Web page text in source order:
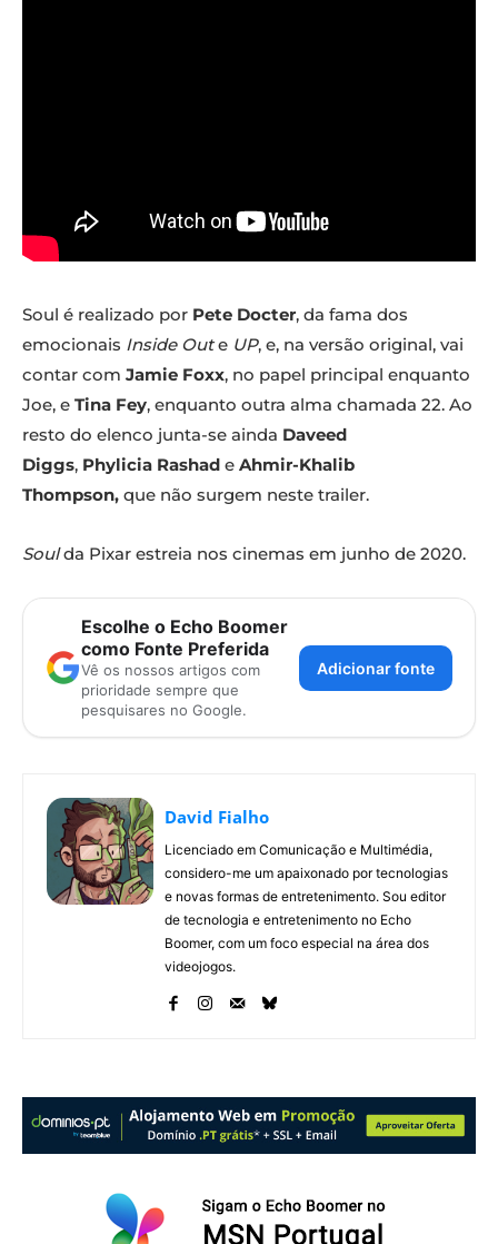
Soul é realizado por Pete Docter, da fama dos
emocionais Inside Oute UP, e, na versão original, vai
contar com Jamie Foxx, no papel principal enquanto
Joe, e Tina Fey, enquanto outra alma chamada 22. Ao
resto do elenco junta-se ainda Daveed
Diggs, Phylicia Rashad e Ahmir-Khalib
Thompson, que não surgem neste trailer.
Soulda Pixar estreia nos cinemas em junho de 2020.
Escolhe o Echo Boomer
como Fonte Preferida
Vê os nossos artigos com
prioridade sempre que
pesquisares no Google.
Adicionar fonte
David Fialho
Licenciado em Comunicação e Multimédia,
considero-me um apaixonado por tecnologias
e novas formas de entretenimento. Sou editor
de tecnologia e entretenimento no Echo
Boomer, com um foco especial na área dos
videojogos.